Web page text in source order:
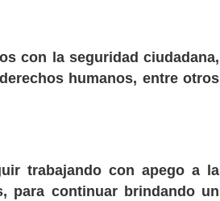
con la seguridad ciudadana,
humanos, entre otros
trabajando con apego a la
para continuar brindando un